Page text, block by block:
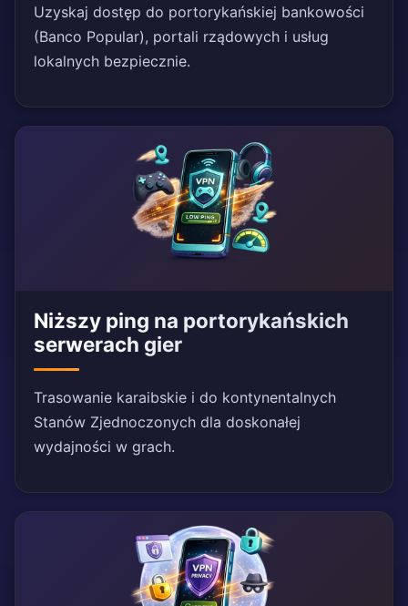
Uzyskaj dostęp do portorykańskiej bankowości
(Banco Popular), portali rządowych i usług
lokalnych bezpiecznie.
Niższy ping na portorykańskich
serwerach gier
Trasowanie karaibskie i do kontynentalnych
Stanów Zjednoczonych dla doskonałej
wydajności w grach.